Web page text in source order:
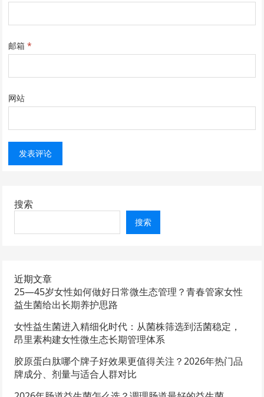
邮箱*
网站
搜索
搜索
近期文章
25—45岁女性如何做好日常微生态管理？青春管家女性
益生菌给出长期养护思路
女性益生菌进入精细化时代：从菌株筛选到活菌稳定，
昂里素构建女性微生态长期管理体系
胶原蛋白肽哪个牌子好效果更值得关注？2026年热门品
牌成分、剂量与适合人群对比